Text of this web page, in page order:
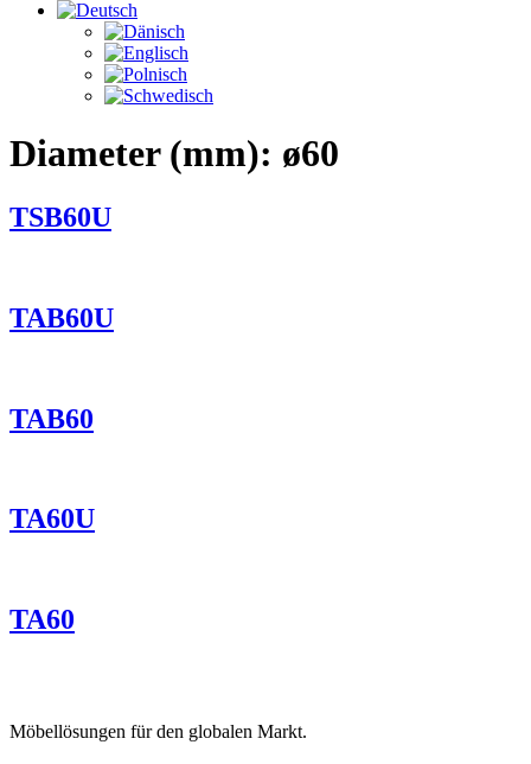
Diameter (mm): ø60
TSB60U
TAB60U
TAB60
TA60U
TA60
Möbellösungen für den globalen Markt.